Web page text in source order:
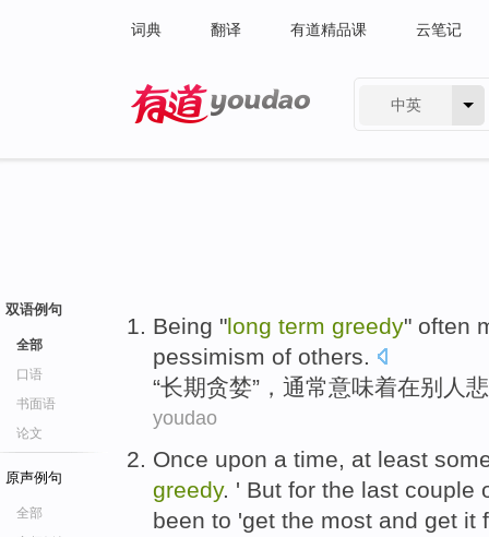
词典 翻译 有道精品课 云笔记
中英
双语例句
全部
口语
书面语
论文
原声例句
全部
Being "long term greedy" often
pessimism of others.
“长期贪婪”， 通常意味着在别人
youdao
Once upon a time, at least
greedy. ' But for the last couple
been to 'get the most and get it